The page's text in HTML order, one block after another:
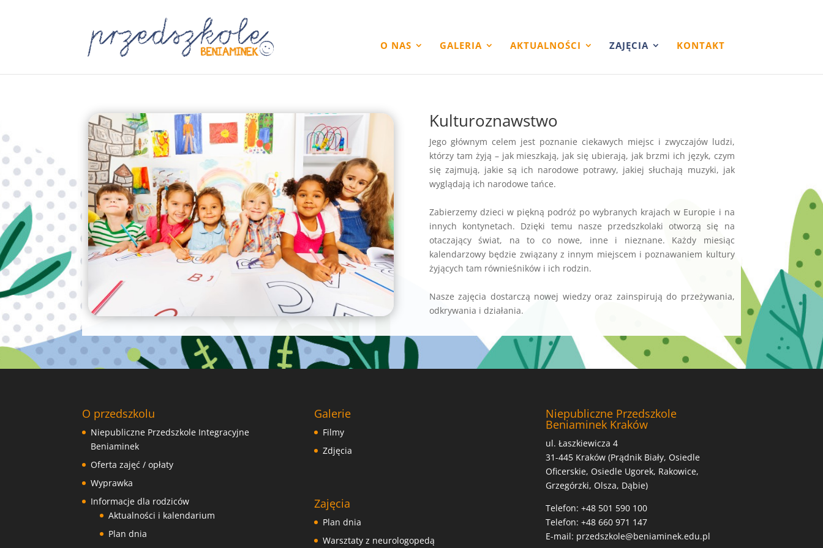
O NAS GALERIA AKTUALNOŚCI ZAJĘCIA KONTAKT
Kulturoznawstwo
Jego głównym celem jest poznanie ciekawych miejsc i zwyczajów ludzi,
którzy tam żyją – jak mieszkają, jak się ubierają, jak brzmi ich język, czym
się zajmują, jakie są ich narodowe potrawy, jakiej słuchają muzyki, jak
wyglądają ich narodowe tańce.
Zabierzemy dzieci w piękną podróż po wybranych krajach w Europie i na
innych kontynetach. Dzięki temu nasze przedszkolaki otworzą się na
otaczający świat, na to co nowe, inne i nieznane. Każdy miesiąc
kalendarzowy będzie związany z innym miejscem i poznawaniem kultury
żyjących tam równieśników i ich rodzin.
Nasze zajęcia dostarczą nowej wiedzy oraz zainspirują do przeżywania,
odkrywania i działania.
O przedszkolu
Niepubliczne Przedszkole Integracyjne
Beniaminek
Oferta zajęć / opłaty
Wyprawka
Informacje dla rodziców
Aktualności i kalendarium
Plan dnia
Galerie
Filmy
Zdjęcia
Zajęcia
Plan dnia
Warsztaty z neurologopedą
Niepubliczne Przedszkole
Beniaminek Kraków
ul. Łaszkiewicza 4
31-445 Kraków (Prądnik Biały, Osiedle
Oficerskie, Osiedle Ugorek, Rakowice,
Grzegórzki, Olsza, Dąbie)
Telefon: +48 501 590 100
Telefon: +48 660 971 147
E-mail: przedszkole@beniaminek.edu.pl